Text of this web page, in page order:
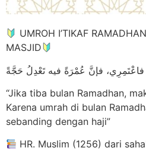
UMROH I’TIKAF
MASJID
فاعْتَمِرِي، فإنَّ عُمْرَةً فيه تَعْدِلُ حَجَّةً
“Jika tiba bulan Ramadhan,
Karena umrah di bulan
sebanding dengan haji”
HR. Muslim (1256) dari